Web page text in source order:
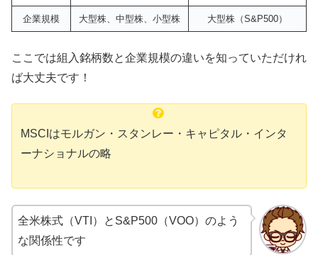
企業規模 大型株、中型株、小型株 大型株（S&P500）
ここでは組入銘柄数と企業規模の違いを知っていただけれ
ば大丈夫です！
MSCIはモルガン・スタンレー・キャピタル・インタ
ーナショナルの略
全米株式（VTI）とS&P500（VOO）のよう
な関係性です